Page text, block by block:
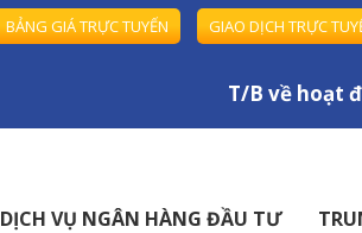
BẢNG GIÁ TRỰC TUYẾN GIAO DỊCH TRỰC
T/B về hoạt
DỊCH VỤ NGÂN HÀNG ĐẦU TƯ